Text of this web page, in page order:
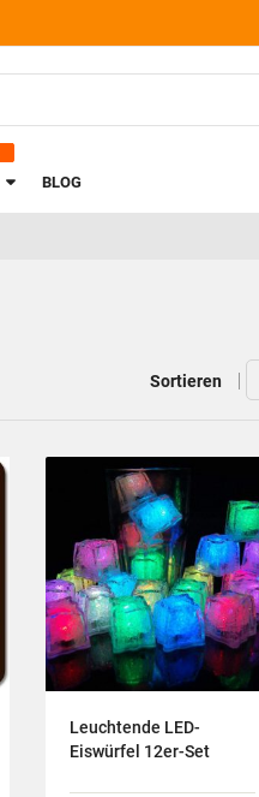
BLOG
Sortieren
Leuchtende LED-
Eiswürfel 12er-Set